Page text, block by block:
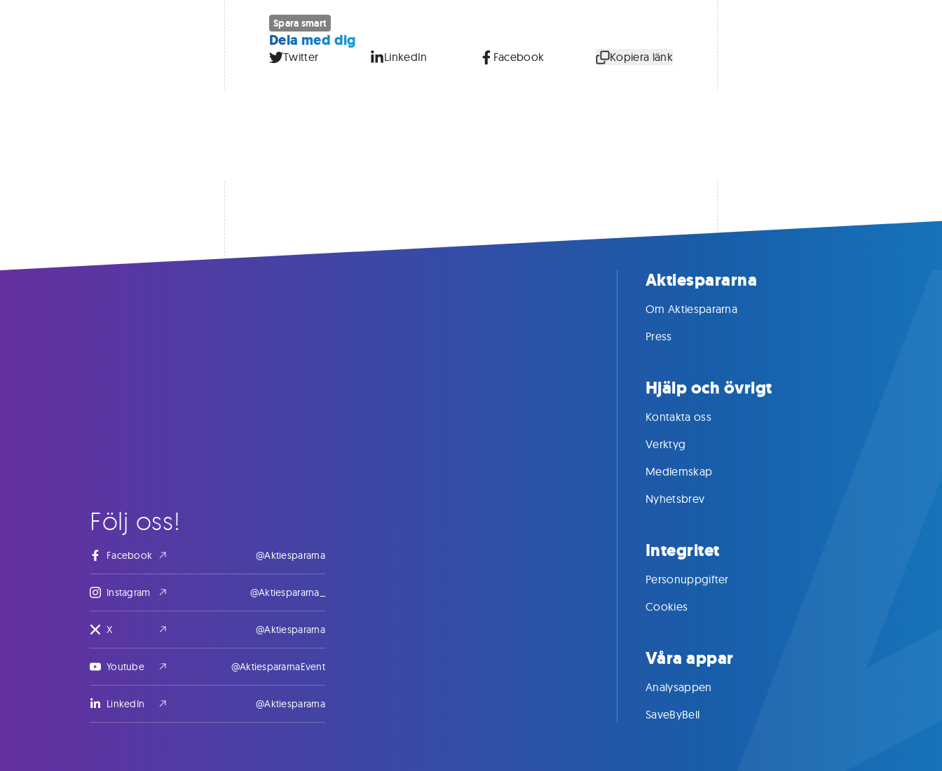
Spara smart
Dela med dig
Twitter LinkedIn Facebook Kopiera länk
Följ oss!
Facebook @Aktiespararna
Instagram @Aktiespararna_
X @Aktiespararna
Youtube @AktiespararnaEvent
LinkedIn @Aktiespararna
Aktiespararna
Om Aktiespararna
Press
Hjälp och övrigt
Kontakta oss
Verktyg
Medlemskap
Nyhetsbrev
Integritet
Personuppgifter
Cookies
Våra appar
Analysappen
SaveByBell